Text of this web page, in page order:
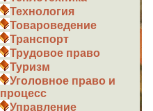
Технология
Товароведение
Транспорт
Трудовое право
Туризм
Уголовное право и
процесс
Управление